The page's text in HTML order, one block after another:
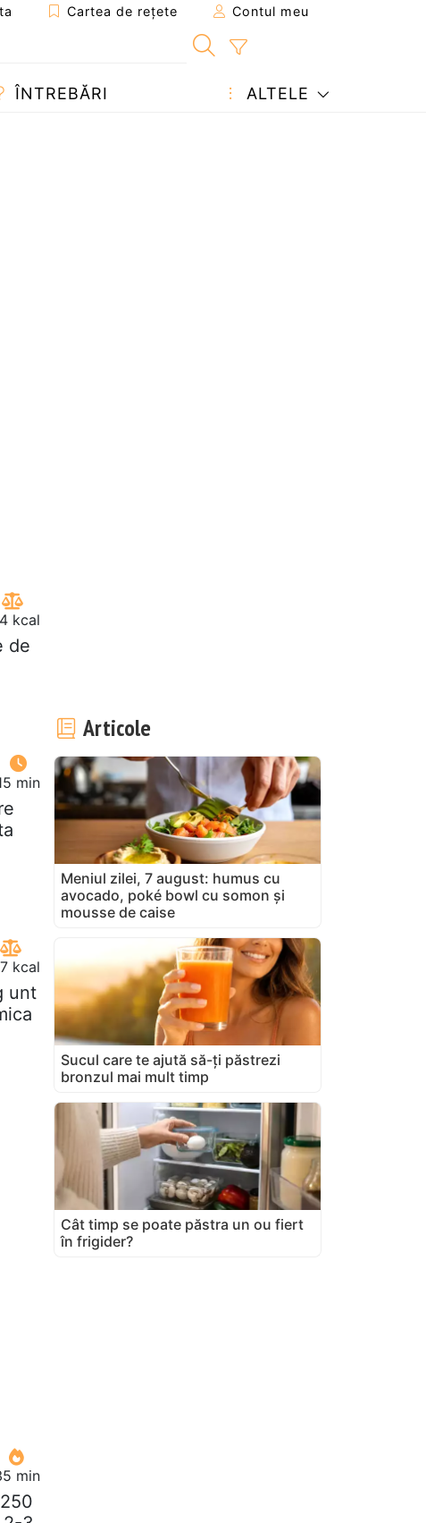
Cartea de rețete Contul meu
ÎNTREBĂRI ALTELE
kcal
de
min
kcal
unt
min
Articole
Meniul zilei, 7 august: humus cu
avocado, poké bowl cu somon și
mousse de caise
Sucul care te ajută să-ți păstrezi
bronzul mai mult timp
Cât timp se poate păstra un ou fiert
în frigider?